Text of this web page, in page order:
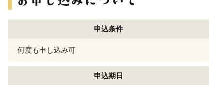
申込条件
何度も申し込み可
申込期日